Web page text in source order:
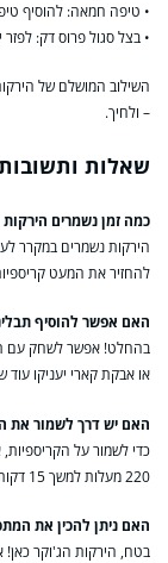
• טיפה חמאה: להוסיף
• בצל סגול פרוס דק:
השילוב המושלם של
– ולחיך.
שאלות
כמה זמן נשמרים
להחזיר את המעט
האם אפשר להוסיף
בהחלט! אפשר לשחק עם
או אבקת קארי יעניקו
האם יש דרך לשמור את
כדי לשמור על
220 מעלות למשך 15 דקות בלבד.
האם ניתן להכין את
בטח, הירקות הג'וקר כאן!